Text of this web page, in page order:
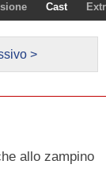
Cast
>
allo zampino